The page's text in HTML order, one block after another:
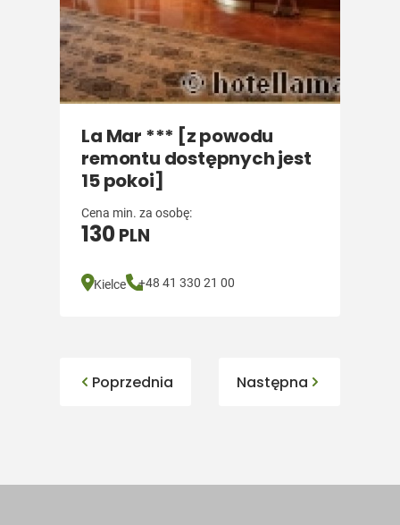
La Mar *** [z powodu
remontu dostępnych jest
15 pokoi]
Cena min. za osobę:
130PLN
Kielce +48 41 330 21 00
Poprzednia Następna